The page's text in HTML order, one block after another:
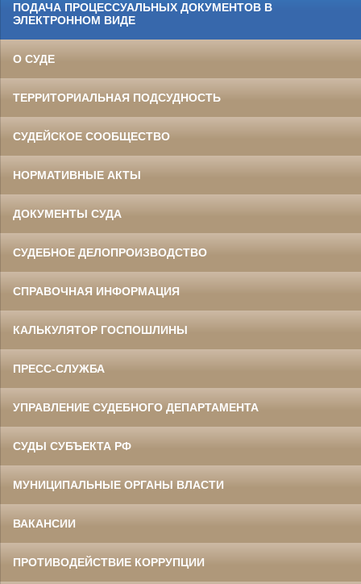
ПОДАЧА ПРОЦЕССУАЛЬНЫХ ДОКУМЕНТОВ В
ЭЛЕКТРОННОМ ВИДЕ
О СУДЕ
ТЕРРИТОРИАЛЬНАЯ ПОДСУДНОСТЬ
СУДЕЙСКОЕ СООБЩЕСТВО
НОРМАТИВНЫЕ АКТЫ
ДОКУМЕНТЫ СУДА
СУДЕБНОЕ ДЕЛОПРОИЗВОДСТВО
СПРАВОЧНАЯ ИНФОРМАЦИЯ
КАЛЬКУЛЯТОР ГОСПОШЛИНЫ
ПРЕСС-СЛУЖБА
УПРАВЛЕНИЕ СУДЕБНОГО ДЕПАРТАМЕНТА
СУДЫ СУБЪЕКТА РФ
МУНИЦИПАЛЬНЫЕ ОРГАНЫ ВЛАСТИ
ВАКАНСИИ
ПРОТИВОДЕЙСТВИЕ КОРРУПЦИИ